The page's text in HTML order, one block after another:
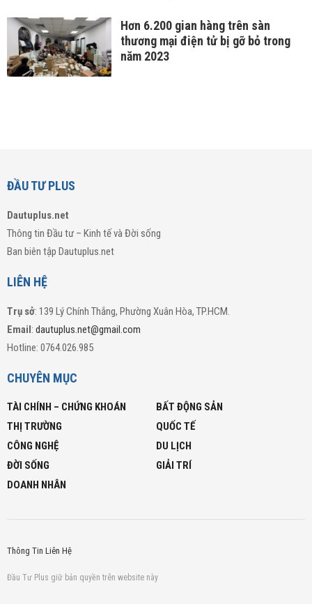
Hơn 6.200 gian hàng trên sàn
thương mại điện tử bị gỡ bỏ trong
năm 2023
ĐẦU TƯ PLUS
Dautuplus.net
Thông tin Đầu tư – Kinh tế và Đời sống
Ban biên tập Dautuplus.net
LIÊN HỆ
Trụ sở: 139 Lý Chính Thắng, Phường Xuân Hòa, TP.HCM.
Email: dautuplus.net@gmail.com
Hotline: 0764.026.985
CHUYÊN MỤC
TÀI CHÍNH – CHỨNG KHOÁN
BẤT ĐỘNG SẢN
THỊ TRƯỜNG
QUỐC TẾ
CÔNG NGHỆ
DU LỊCH
ĐỜI SỐNG
GIẢI TRÍ
DOANH NHÂN
Thông Tin Liên Hệ
Đầu Tư Plus giữ bản quyền trên website này